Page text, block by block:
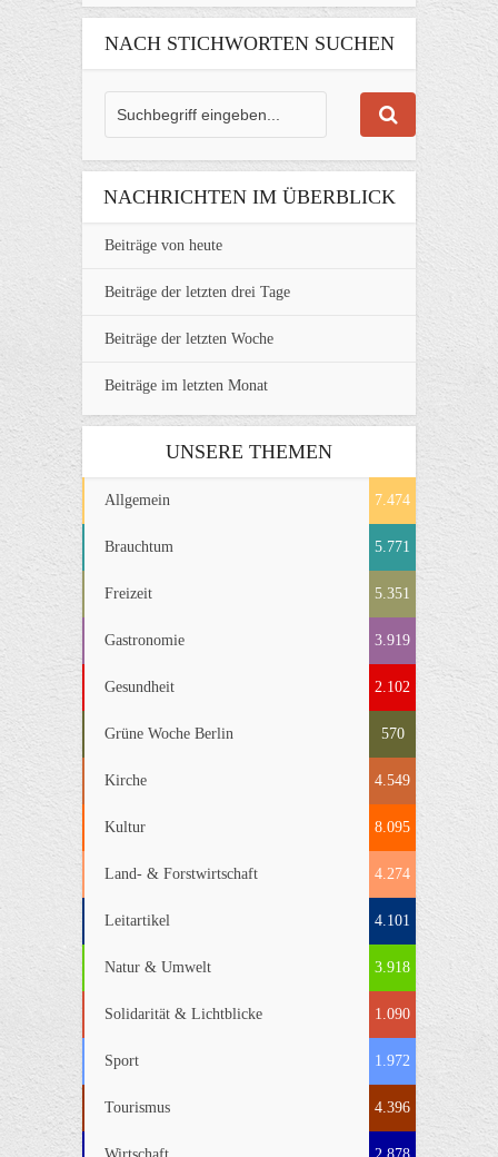
NACH STICHWORTEN SUCHEN
NACHRICHTEN IM ÜBERBLICK
Beiträge von heute
Beiträge der letzten drei Tage
Beiträge der letzten Woche
Beiträge im letzten Monat
UNSERE THEMEN
Allgemein 7.474
Brauchtum 5.771
Freizeit 5.351
Gastronomie 3.919
Gesundheit 2.102
Grüne Woche Berlin 570
Kirche 4.549
Kultur 8.095
Land- & Forstwirtschaft 4.274
Leitartikel 4.101
Natur & Umwelt 3.918
Solidarität & Lichtblicke 1.090
Sport 1.972
Tourismus 4.396